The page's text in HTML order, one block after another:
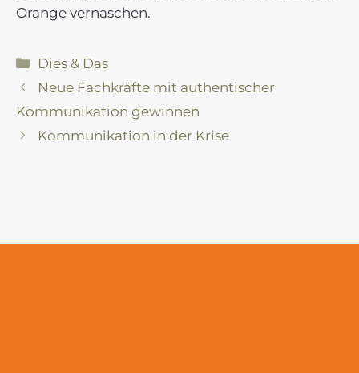
Orange vernaschen.
Kategorien
Dies & Das
Neue Fachkräfte mit authentischer
Kommunikation gewinnen
Kommunikation in der Krise